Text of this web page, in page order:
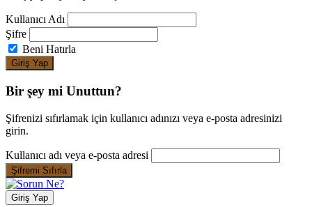
Kullanıcı Adı
Şifre
Beni Hatırla
Bir şey mi Unuttun?
Şifrenizi sıfırlamak için kullanıcı adınızı veya e-posta adresinizi
girin.
Kullanıcı adı veya e-posta adresi
Giriş Yap